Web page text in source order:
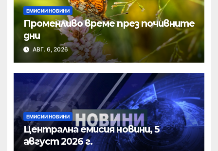
ЕМИСИИ НОВИНИ
Променливо време през почивните
дни
АВГ. 6, 2026
ЕМИСИИ НОВИНИ
Централна емисия новини, 5
август 2026 г.